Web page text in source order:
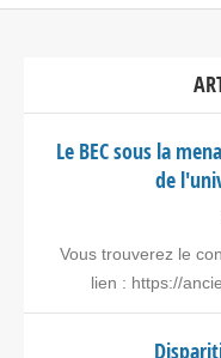
Le BEC sous la
de
Vous trouverez le
lien : https://